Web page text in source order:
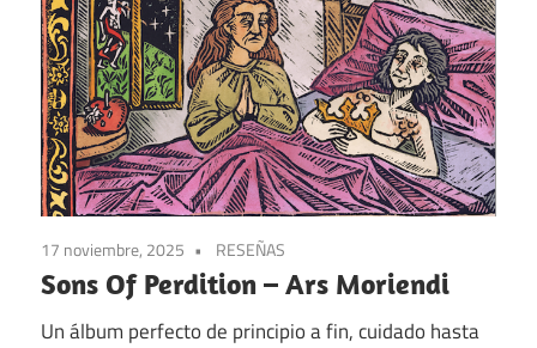
17 noviembre, 2025 RESEÑAS
Sons Of Perdition – Ars Moriendi
Un álbum perfecto de principio a fin, cuidado hasta